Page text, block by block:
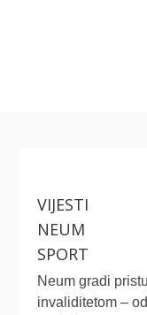
VIJESTI
NEUM
SPORT
Neum gradi
invaliditetom –